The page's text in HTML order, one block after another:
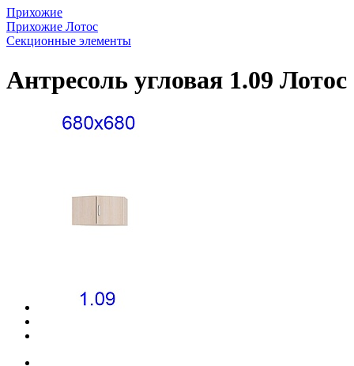
Прихожие
Прихожие Лотос
Секционные элементы
Антресоль угловая 1.09 Лотос